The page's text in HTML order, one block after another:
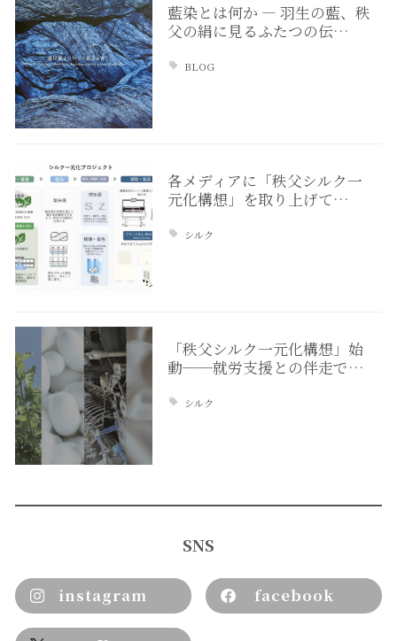
藍染とは何か ― 羽生の藍、秩
父の絹に見るふたつの伝…
BLOG
各メディアに「秩父シルク一
元化構想」を取り上げて…
シルク
「秩父シルク一元化構想」始
動──就労支援との伴走で…
シルク
SNS
instagram facebook